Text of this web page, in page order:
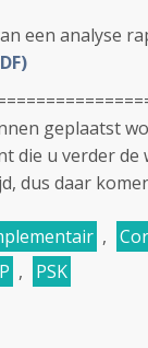
een analyse
geplaatst
die u verder de
dus daar
,
, PSK